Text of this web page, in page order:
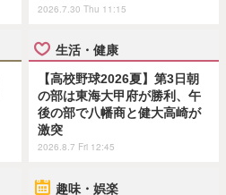
2026.7.30 Thu 11:15
生活・健康
【高校野球2026夏】第3日朝
の部は東海大甲府が勝利、午
後の部で八幡商と健大高崎が
激突
2026.8.7 Fri 12:45
趣味・娯楽